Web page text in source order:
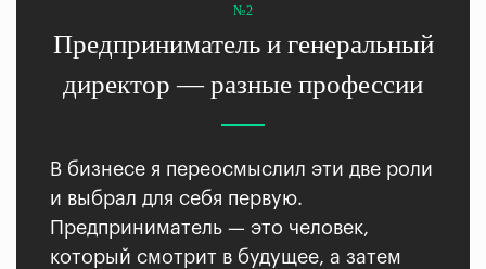
№2
Предприниматель и генеральный
директор — разные профессии
В бизнесе я переосмыслил эти две роли
и выбрал для себя первую.
Предприниматель — это человек,
который смотрит в будущее, а затем